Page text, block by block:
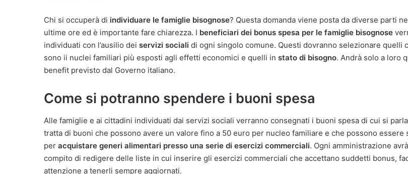
Chi si occuperà di individuare le famiglie bisognose? Questa domanda viene posta da diverse parti
ultime ore ed è importante fare chiarezza. I beneficiari dei bonus spesa per le famiglie bisognose
individuati con l’ausilio dei servizi sociali di ogni singolo comune. Questi dovranno selezionare quelli
sono ii nuclei familiari più esposti agli effetti economici e quelli in stato di bisogno. Andrà solo a loro
benefit previsto dal Governo italiano.
Come si potranno spendere i buoni spesa
Alle famiglie e ai cittadini individuati dai servizi sociali verranno consegnati i buoni spesa di cui si
tratta di buoni che possono avere un valore fino a 50 euro per nucleo familiare e che possono essere
per acquistare generi alimentari presso una serie di esercizi commerciali. Ogni amministrazione
compito di redigere delle liste in cui inserire gli esercizi commerciali che accettano suddetti bonus,
attenzione a tenerli sempre aggiornati.